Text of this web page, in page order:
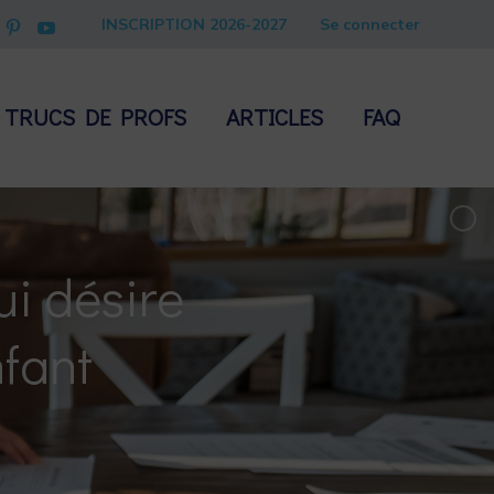
INSCRIPTION 2026-2027 Se connecter
TRUCS DE PROFS ARTICLES FAQ
désire